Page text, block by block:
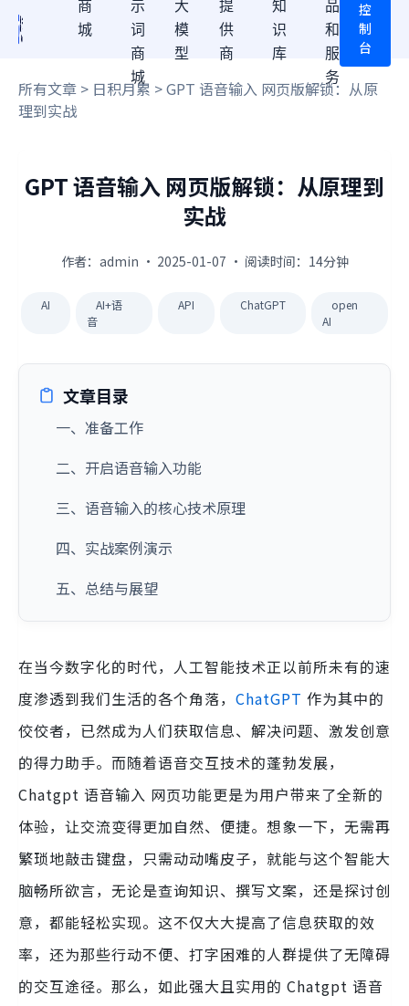
商
城
示
词
商
城
大
模
型
提
供
商
知
识
库
品
和
服
务
控
制
台
所有文章 > 日积月累 > GPT 语音输入 网页版解锁：从原
理到实战
GPT 语音输入 网页版解锁：从原理到
实战
作者：admin · 2025-01-07 · 阅读时间：14分钟
AI
AI+语
音
API ChatGPT
open
AI
文章目录
一、准备工作
二、开启语音输入功能
三、语音输入的核心技术原理
四、实战案例演示
五、总结与展望
在当今数字化的时代，人工智能技术正以前所未有的速
度渗透到我们生活的各个角落， ChatGPT 作为其中的
佼佼者，已然成为人们获取信息、解决问题、激发创意
的得力助手。而随着语音交互技术的蓬勃发展，
Chatgpt 语音输入 网页功能更是为用户带来了全新的
体验，让交流变得更加自然、便捷。想象一下，无需再
繁琐地敲击键盘，只需动动嘴皮子，就能与这个智能大
脑畅所欲言，无论是查询知识、撰写文案，还是探讨创
意，都能轻松实现。这不仅大大提高了信息获取的效
率，还为那些行动不便、打字困难的人群提供了无障碍
的交互途径。那么，如此强大且实用的 Chatgpt 语音